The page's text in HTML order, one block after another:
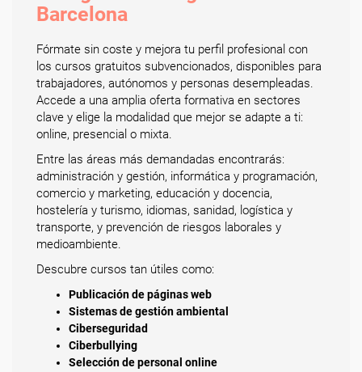
Barcelona
Fórmate sin coste y mejora tu perfil profesional con
los cursos gratuitos subvencionados, disponibles para
trabajadores, autónomos y personas desempleadas.
Accede a una amplia oferta formativa en sectores
clave y elige la modalidad que mejor se adapte a ti:
online, presencial o mixta.
Entre las áreas más demandadas encontrarás:
administración y gestión, informática y programación,
comercio y marketing, educación y docencia,
hostelería y turismo, idiomas, sanidad, logística y
transporte, y prevención de riesgos laborales y
medioambiente.
Descubre cursos tan útiles como:
Publicación de páginas web
Sistemas de gestión ambiental
Ciberseguridad
Ciberbullying
Selección de personal online